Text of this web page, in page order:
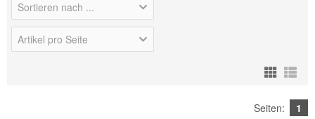
Sortieren nach ...
Artikel pro Seite
Seiten: 1